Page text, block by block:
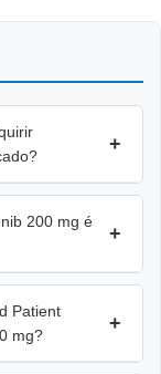
+
200 mg é
+
Patient
mg?
+